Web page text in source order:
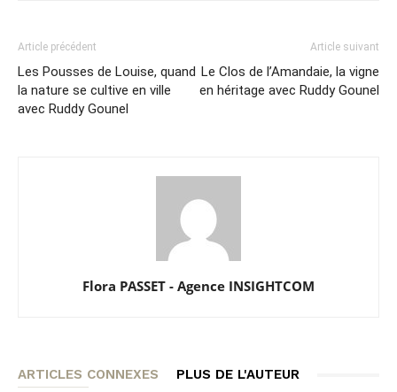
Article précédent
Les Pousses de Louise, quand
la nature se cultive en ville
avec Ruddy Gounel
Article suivant
Le Clos de l’Amandaie, la vigne
en héritage avec Ruddy Gounel
Flora PASSET - Agence INSIGHTCOM
ARTICLES CONNEXES PLUS DE L'AUTEUR